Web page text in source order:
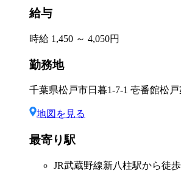
給与
時給 1,450 ～ 4,050円
勤務地
千葉県松戸市日暮1-7-1 壱番館松
地図を見る
最寄り駅
JR武蔵野線新八柱駅から徒